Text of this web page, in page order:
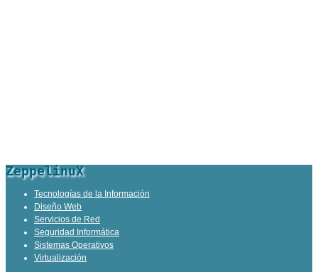
ZeppelinuX
Tecnologías de la Información
Diseño Web
Servicios de Red
Seguridad Informática
Sistemas Operativos
Virtualización